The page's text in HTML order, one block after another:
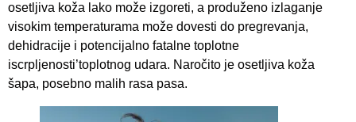
osetljiva koža lako može izgoreti, a produženo izlaganje
visokim temperaturama može dovesti do pregrevanja,
dehidracije i potencijalno fatalne toplotne
iscrpljenosti’toplotnog udara. Naročito je osetljiva koža
šapa, posebno malih rasa pasa.